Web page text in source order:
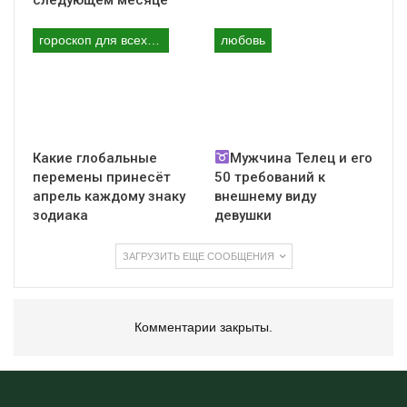
ситуации, когда им необходима поддержка и совет
Ангела-хранителя.
Анэль всегда рядом с Тельцом, даже если это не
Кроме того, Анэль помогает Тельцам находить
свое место в обществе, развивать свои
коммуникативные навыки и устанавливать
полезные связи.
друзей и союзников, которые будут поддерживать
их в трудные моменты и помогать достигать
Благодаря Ангелу Анэлю, Тельцы обретают доверие и
Какие глобальные
перемены принесёт
апрель каждому знаку
зодиака
любовь
Мужчина Телец и его
50 требований к
внешнему виду
девушки
ЗАГРУЗИТЬ ЕЩЕ СООБЩЕНИЯ
Комментарии закрыты.